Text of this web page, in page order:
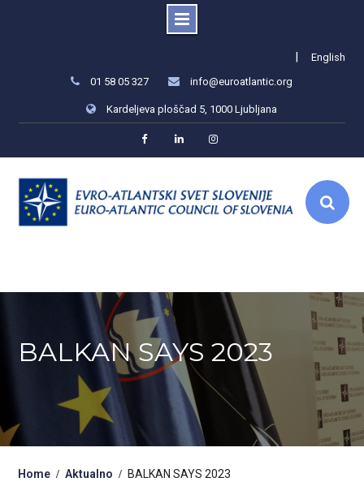
|English
01 58 05 327
info@euroatlantic.org
Kardeljeva ploščad 5, 1000 Ljubljana
FacebookLinkedInInstagram
BALKAN SAYS 2023
Home Aktualno BALKAN SAYS 2023